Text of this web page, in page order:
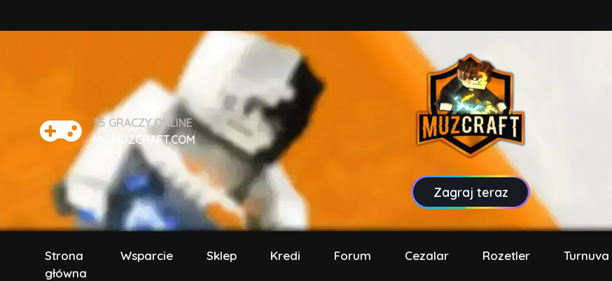
35 GRACZY ONLINE
MC.MUZCRAFT.COM
Zagraj teraz
Strona
główna
Wsparcie Sklep Kredi Forum Cezalar Rozetler Turnuva